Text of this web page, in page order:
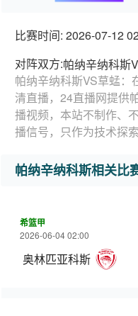
比赛时间: 2026-07-12
对阵双方:帕纳辛纳科斯
帕纳辛纳科斯VS草蜢：
清直播，24直播网提供
播视频，本站不制作、
播信号，只作为技术探
帕纳辛纳科斯相关比
希篮甲
2026-06-04 02:00
奥林匹亚科斯